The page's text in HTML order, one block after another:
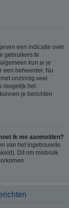
een indicatie over
gebruikers te
kun je je
een beheerder. Nu
onzinnig veel
mogelijk het
je berichten
ik me aanmelden?
van het ingebouwde
Dit om misbruik